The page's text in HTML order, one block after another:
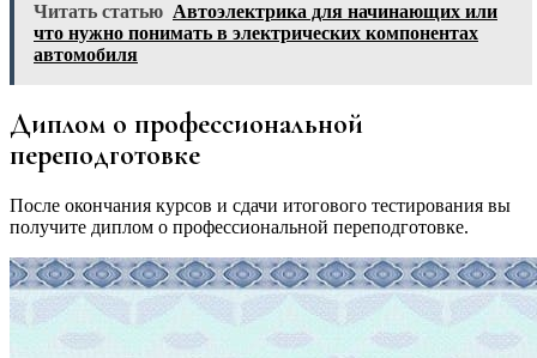
Читать статью Автоэлектрика для начинающих или
что нужно понимать в электрических компонентах
автомобиля
Диплом о профессиональной
переподготовке
После окончания курсов и сдачи итогового тестирования вы
получите диплом о профессиональной переподготовке.